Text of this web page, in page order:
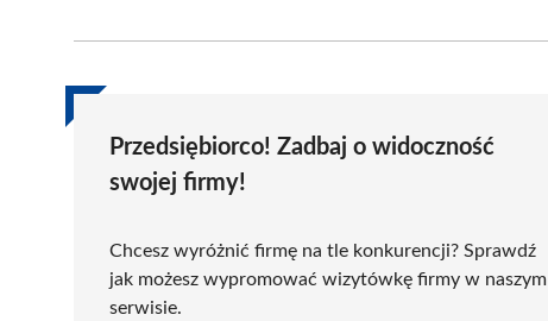
Przedsiębiorco! Zadbaj o widoczność
swojej firmy!
Chcesz wyróżnić firmę na tle konkurencji? Sprawdź
jak możesz wypromować wizytówkę firmy w naszym
serwisie.